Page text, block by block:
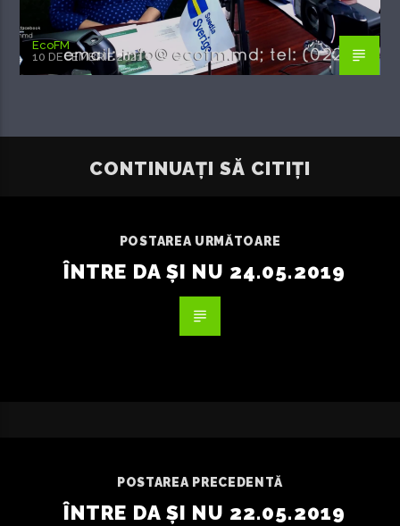
EcoFM
10 DECEMBRIE 2021
CONTINUAȚI SĂ CITIȚI
POSTAREA URMĂTOARE
ÎNTRE DA ȘI NU 24.05.2019
POSTAREA PRECEDENTĂ
ÎNTRE DA ȘI NU 22.05.2019